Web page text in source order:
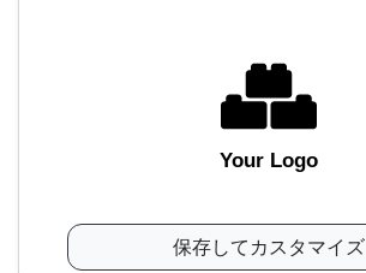
Your Logo
保存してカスタマイズ